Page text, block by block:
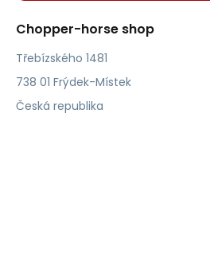
Chopper-horse shop
Třebízského 1481
738 01 Frýdek-Místek
Česká republika